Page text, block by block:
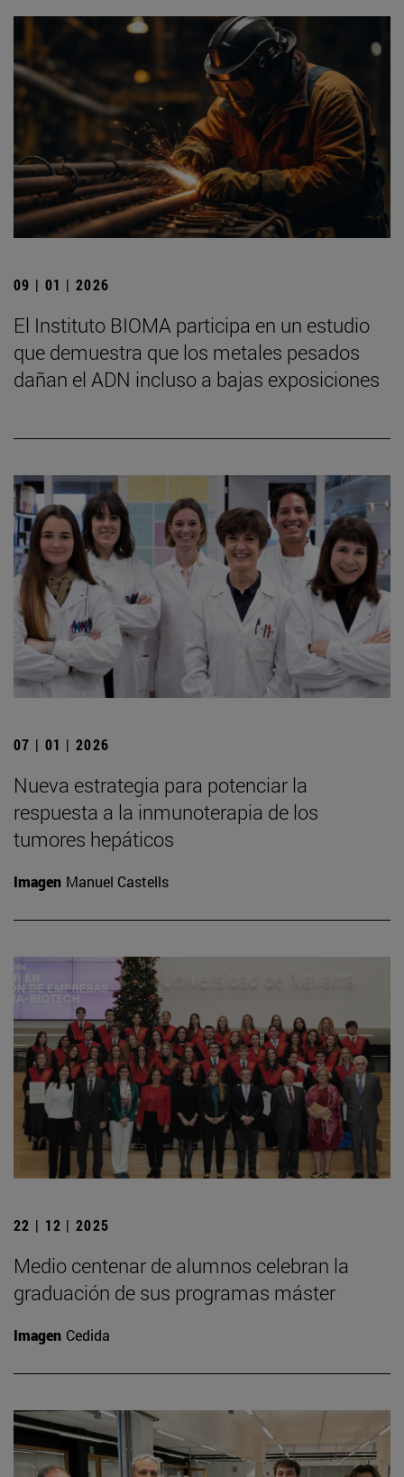
09 | 01 | 2026
El Instituto BIOMA participa en un estudio
que demuestra que los metales pesados
dañan el ADN incluso a bajas exposiciones
07 | 01 | 2026
Nueva estrategia para potenciar la
respuesta a la inmunoterapia de los
tumores hepáticos
Imagen Manuel Castells
22 | 12 | 2025
Medio centenar de alumnos celebran la
graduación de sus programas máster
Imagen Cedida